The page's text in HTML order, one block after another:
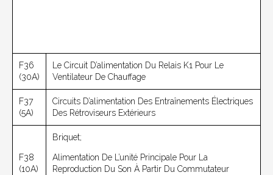
F36
(30A)
Le Circuit D’alimentation Du Relais K1 Pour Le
Ventilateur De Chauffage
F37
(5A)
Circuits D’alimentation Des Entraînements Électriques
Des Rétroviseurs Extérieurs
F38
(10A)
Briquet;
Alimentation De L’unité Principale Pour La
Reproduction Du Son À Partir Du Commutateur